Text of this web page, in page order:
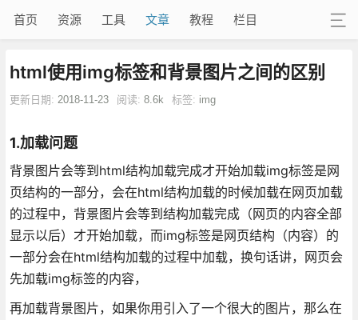
首页 资源 工具 文章 教程 栏目
html使用img标签和背景图片之间的区别
更新日期: 2018-11-23 阅读: 8.6k 标签: img
1.加载问题
背景图片会等到html结构加载完成才开始加载img标签是网
页结构的一部分，会在html结构加载的时候加载在网页加载
的过程中，背景图片会等到结构加载完成（网页的内容全部
显示以后）才开始加载，而img标签是网页结构（内容）的
一部分会在html结构加载的过程中加载，换句话讲，网页会
先加载img标签的内容，
再加载背景图片，如果你用引入了一个很大的图片，那么在